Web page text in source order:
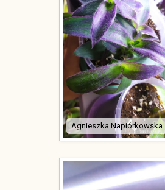
Agnieszka Napiórkowska